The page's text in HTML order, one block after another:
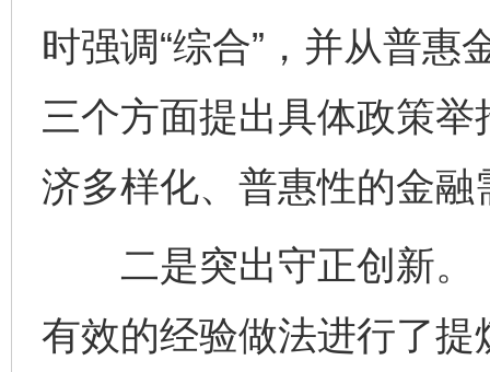
时强调“综合”，并从普
三个方面提出具体政策
济多样化、普惠性的金融
二是突出守正创新。
有效的经验做法进行了